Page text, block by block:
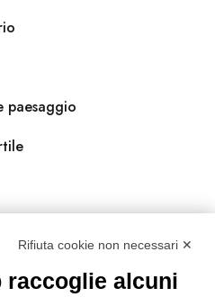
paesaggio
Rifiuta cookie non necessari ✕
raccoglie alcuni